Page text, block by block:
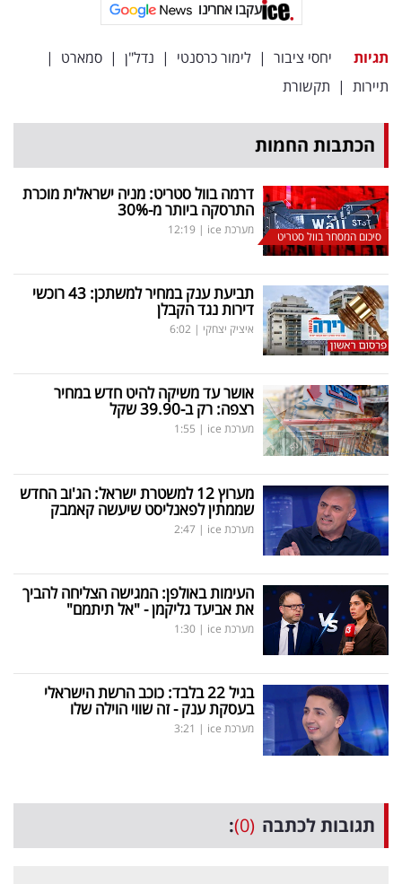
עקבו
עקבו אחרינו
תגיות יחסי ציבור | לימור כרסנטי | נדל"ן | סמארט |
תיירות | תקשורת
הכתבות החמות
סיכום המסחר בוול סטריט
דרמה בוול סטריט: מניה ישראלית מוכרת
התרסקה ביותר מ-30%
מערכת ice |
12:19
תביעת ענק במחיר למשתכן: 43 רוכשי
דירות נגד הקבלן
איציק יצחקי |
6:02
אושר עד משיקה להיט חדש במחיר
רצפה: רק ב-39.90 שקל
מערכת ice |
1:55
מערוץ 12 למשטרת ישראל: הג'וב החדש
שממתין לפאנליסט שיעשה קאמבק
מערכת ice |
2:47
העימות באולפן: המגישה הצליחה להביך
את אביעד גליקמן - "אל תיתמם"
מערכת ice |
1:30
בגיל 22 בלבד: כוכב הרשת הישראלי
בעסקת ענק - זה שווי הוילה שלו
מערכת ice |
3:21
תגובות לכתבה (0)
: